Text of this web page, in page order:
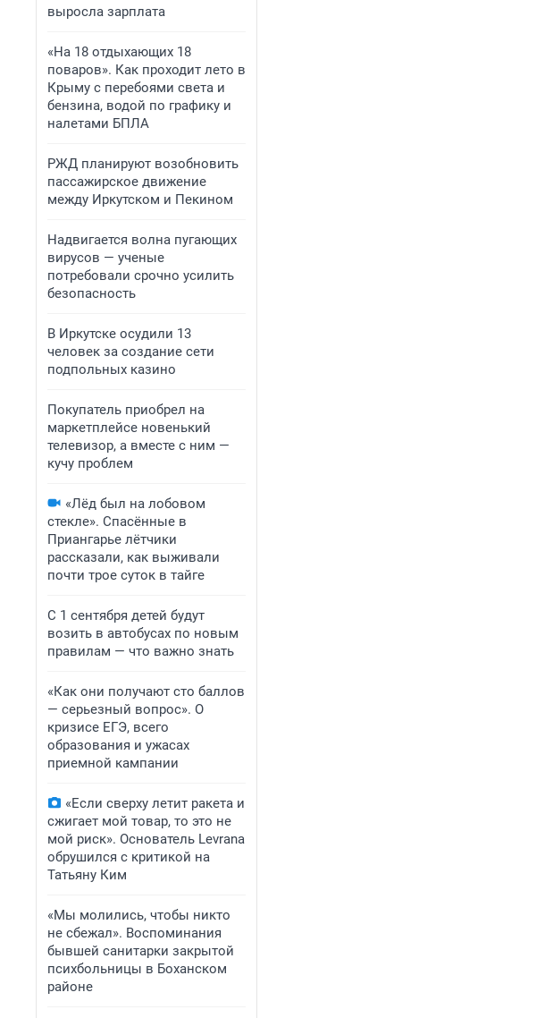
выросла зарплата
«На 18 отдыхающих 18
поваров». Как проходит лето в
Крыму с перебоями света и
бензина, водой по графику и
налетами БПЛА
РЖД планируют возобновить
пассажирское движение
между Иркутском и Пекином
Надвигается волна пугающих
вирусов — ученые
потребовали срочно усилить
безопасность
В Иркутске осудили 13
человек за создание сети
подпольных казино
Покупатель приобрел на
маркетплейсе новенький
телевизор, а вместе с ним —
кучу проблем
«Лёд был на лобовом
стекле». Спасённые в
Приангарье лётчики
рассказали, как выживали
почти трое суток в тайге
С 1 сентября детей будут
возить в автобусах по новым
правилам — что важно знать
«Как они получают сто баллов
— серьезный вопрос». О
кризисе ЕГЭ, всего
образования и ужасах
приемной кампании
«Если сверху летит ракета и
сжигает мой товар, то это не
мой риск». Основатель Levrana
обрушился с критикой на
Татьяну Ким
«Мы молились, чтобы никто
не сбежал». Воспоминания
бывшей санитарки закрытой
психбольницы в Боханском
районе